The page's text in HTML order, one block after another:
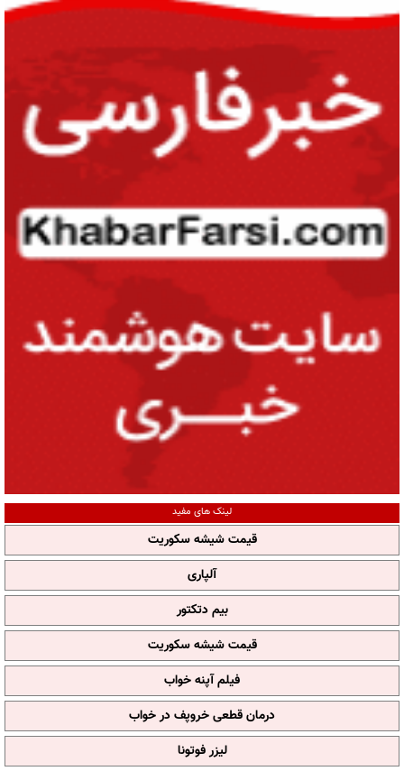
لینک های مفید
قیمت شیشه سکوریت
آلپاری
بیم دتکتور
قیمت شیشه سکوریت
فیلم آپنه خواب
درمان قطعی خروپف در خواب
لیزر فوتونا